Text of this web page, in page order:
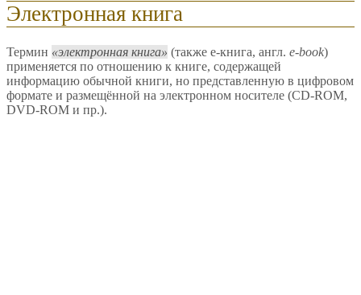
Электронная книга
Термин электронная книга (также e-книга, англ. e-book)
применяется по отношению к книге, содержащей
информацию обычной книги, но представленную в цифровом
формате и размещённой на электронном носителе (CD-ROM,
DVD-ROM и пр.).